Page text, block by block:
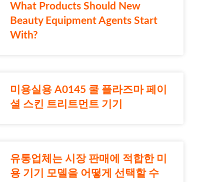
What Products Should New
Beauty Equipment Agents Start
With?
미용실용 A0145 쿨 플라즈마 페이
셜 스킨 트리트먼트 기기
유통업체는 시장 판매에 적합한 미
용 기기 모델을 어떻게 선택할 수